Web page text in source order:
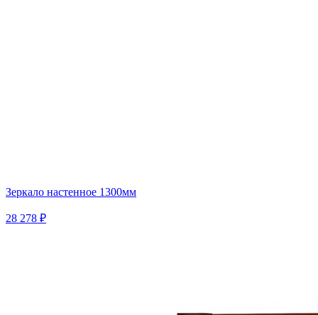
Зеркало настенное 1300мм
28 278 ₽